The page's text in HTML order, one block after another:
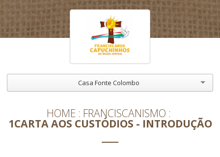
Casa Fonte Colombo
HOME FRANCISCANISMO
1CARTA AOS CUSTÓDIOS - INTRODUÇÃO